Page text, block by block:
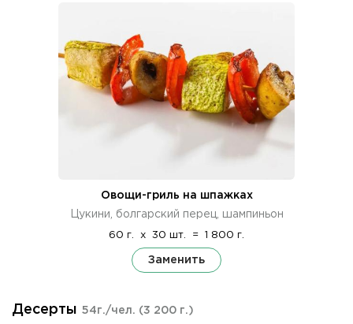
Овощи-гриль на шпажках
Цукини, болгарский перец, шампиньон
60 г. x 30 шт. = 1 800 г.
Заменить
Десерты 54г./чел. (3 200 г.)